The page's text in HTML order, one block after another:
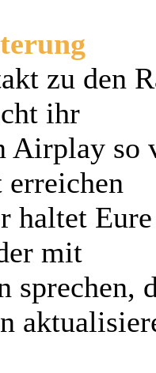
zu den
ihr
Airplay so
haltet
mit